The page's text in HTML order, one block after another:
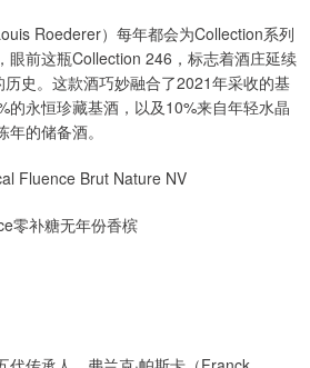
Roederer）每年都会为Collection系列
眼前这瓶Collection 246，标志着酒庄延续
史。这款酒巧妙融合了2021年采收的基
的永恒珍藏基酒，以及10%来自年轻水晶
的储备酒。
Fluence Brut Nature NV
零补糖无年份香槟